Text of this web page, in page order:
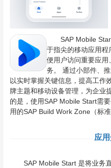
SAP Mobile Start
于指尖的移动应用
便用户访问重要应
务。 通过小部件、
以实时掌握关键信息，提高工作
牌主题和移动设备管理，为企业
的是，使用SAP Mobile Start需
用的SAP Build Work Zone（标准
应
SAP Mobile Start 是将业务直